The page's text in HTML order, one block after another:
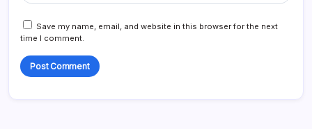
Save my name, email, and website in this browser for the next
time I comment.